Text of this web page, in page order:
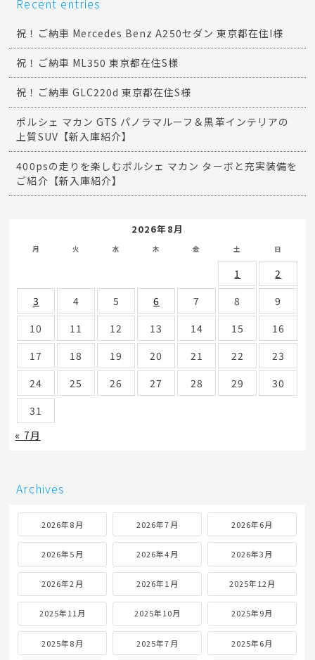
Recent entries
祝！ご納車 Mercedes Benz A250セダン 東京都在住I様
祝！ご納車 ML350 東京都在住S様
祝！ご納車 GLC220d 東京都在住S様
ポルシェ マカン GTS パノラマルーフ＆黒革インテリアの
上質SUV【新入庫紹介】
400psの走りを楽しむポルシェ マカン ターボと充実装備を
ご紹介【新入庫紹介】
2026年8月
月 火 水 木 金 土 日
1
2
3
4 5 6 7 8
9
10
11 12 13 14 15
16
17
18 19 20 21 22
23
24
25 26 27 28 29
30
31
« 7月
Archives
2026年8月 2026年7月 2026年6月
2026年5月 2026年4月 2026年3月
2026年2月 2026年1月 2025年12月
2025年11月 2025年10月 2025年9月
2025年8月 2025年7月 2025年6月